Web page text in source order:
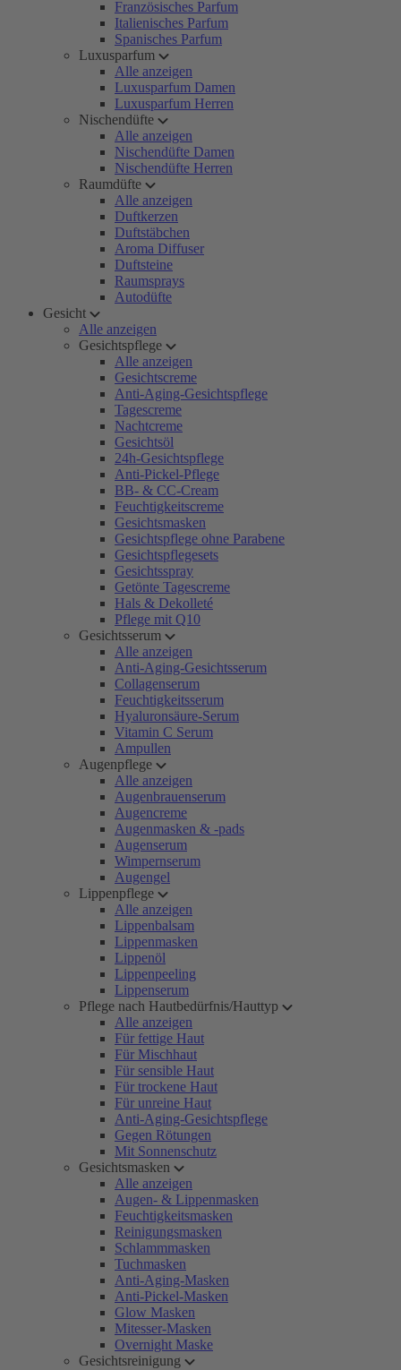
Französisches Parfum
Italienisches Parfum
Spanisches Parfum
Luxusparfum
Alle anzeigen
Luxusparfum Damen
Luxusparfum Herren
Nischendüfte
Alle anzeigen
Nischendüfte Damen
Nischendüfte Herren
Raumdüfte
Alle anzeigen
Duftkerzen
Duftstäbchen
Aroma Diffuser
Duftsteine
Raumsprays
Autodüfte
Gesicht
Alle anzeigen
Gesichtspflege
Alle anzeigen
Gesichtscreme
Anti-Aging-Gesichtspflege
Tagescreme
Nachtcreme
Gesichtsöl
24h-Gesichtspflege
Anti-Pickel-Pflege
BB- & CC-Cream
Feuchtigkeitscreme
Gesichtsmasken
Gesichtspflege ohne Parabene
Gesichtspflegesets
Gesichtsspray
Getönte Tagescreme
Hals & Dekolleté
Pflege mit Q10
Gesichtsserum
Alle anzeigen
Anti-Aging-Gesichtsserum
Collagenserum
Feuchtigkeitsserum
Hyaluronsäure-Serum
Vitamin C Serum
Ampullen
Augenpflege
Alle anzeigen
Augenbrauenserum
Augencreme
Augenmasken & -pads
Augenserum
Wimpernserum
Augengel
Lippenpflege
Alle anzeigen
Lippenbalsam
Lippenmasken
Lippenöl
Lippenpeeling
Lippenserum
Pflege nach Hautbedürfnis/Hauttyp
Alle anzeigen
Für fettige Haut
Für Mischhaut
Für sensible Haut
Für trockene Haut
Für unreine Haut
Anti-Aging-Gesichtspflege
Gegen Rötungen
Mit Sonnenschutz
Gesichtsmasken
Alle anzeigen
Augen- & Lippenmasken
Feuchtigkeitsmasken
Reinigungsmasken
Schlammmasken
Tuchmasken
Anti-Aging-Masken
Anti-Pickel-Masken
Glow Masken
Mitesser-Masken
Overnight Maske
Gesichtsreinigung